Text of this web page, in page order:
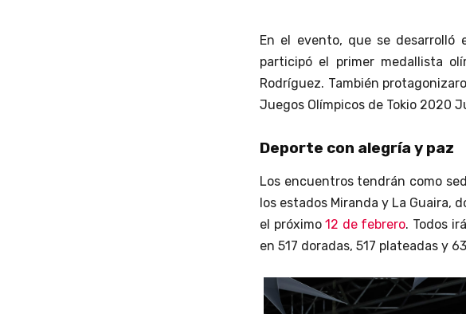
En el evento, que se desarrolló
participó el primer medallista
Rodríguez. También
Juegos Olímpicos de Tokio 2020
Deporte con alegría y paz
Los encuentros tendrán como
los estados Miranda y La Guaira,
el próximo12 de febrero. Todos
en 517 doradas, 517 plateadas y